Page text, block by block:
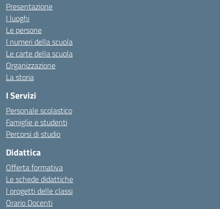
Presentazione
I luoghi
Le persone
I numeri della scuola
Le carte della scuola
Organizzazione
La storia
I Servizi
Personale scolastico
Famiglie e studenti
Percorsi di studio
Didattica
Offerta formativa
Le schede didattiche
I progetti delle classi
Orario Docenti